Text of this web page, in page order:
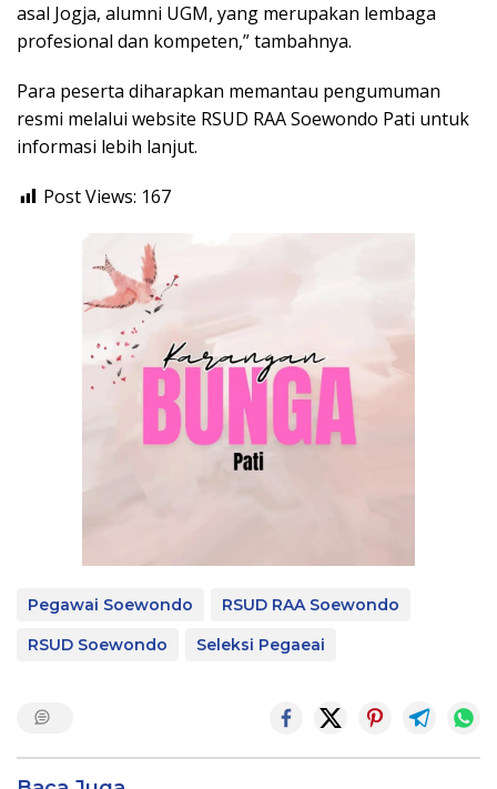
asal Jogja, alumni UGM, yang merupakan lembaga
profesional dan kompeten,” tambahnya.
Para peserta diharapkan memantau pengumuman
resmi melalui website RSUD RAA Soewondo Pati untuk
informasi lebih lanjut.
Post Views: 167
Pegawai Soewondo
RSUD RAA Soewondo
RSUD Soewondo
Seleksi Pegaeai